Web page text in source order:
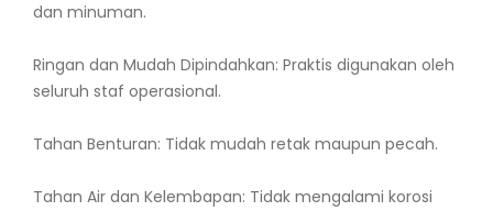
dan minuman.
Ringan dan Mudah Dipindahkan: Praktis digunakan oleh
seluruh staf operasional.
Tahan Benturan: Tidak mudah retak maupun pecah.
Tahan Air dan Kelembapan: Tidak mengalami korosi